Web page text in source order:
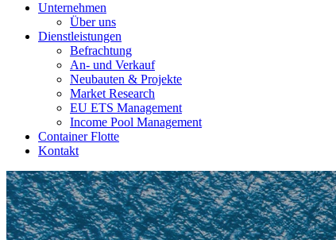
Unternehmen
Über uns
Dienstleistungen
Befrachtung
An- und Verkauf
Neubauten & Projekte
Market Research
EU ETS Management
Income Pool Management
Container Flotte
Kontakt